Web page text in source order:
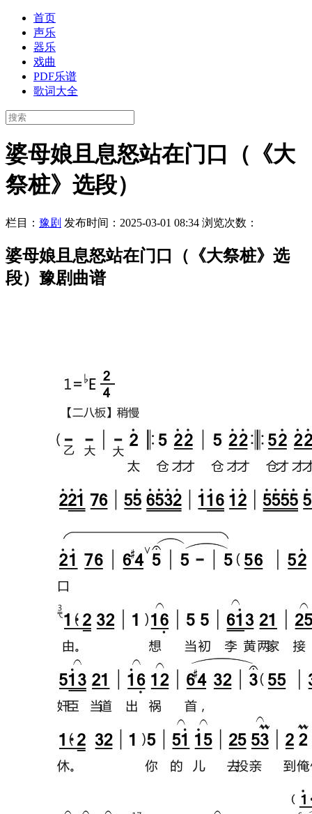
首页
声乐
器乐
戏曲
PDF乐谱
歌词大全
婆母娘且息怒站在门口（《大
祭桩》选段）
栏目： 豫剧 发布时间：2025-03-01 08:34 浏览次数：
婆母娘且息怒站在门口（《大祭桩》选
段）豫剧曲谱